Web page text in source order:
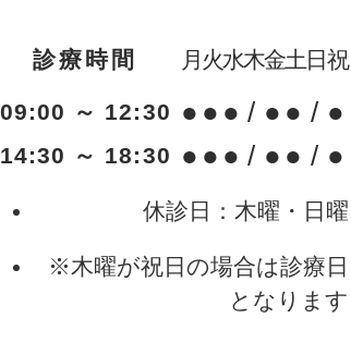
診療時間 月火水木金土日祝
09:00 ～ 12:30 ● ● ● / ● ● / ●
14:30 ～ 18:30 ● ● ● / ● ● / ●
休診日：木曜・日曜
※木曜が祝日の場合は診療日
となります